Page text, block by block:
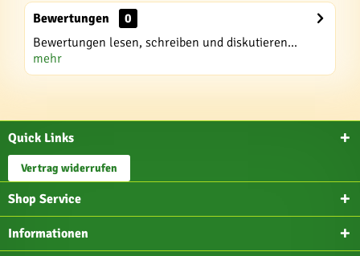
Bewertungen
0
Bewertungen lesen, schreiben und diskutieren...
mehr
Quick Links
Vertrag widerrufen
Shop Service
Informationen